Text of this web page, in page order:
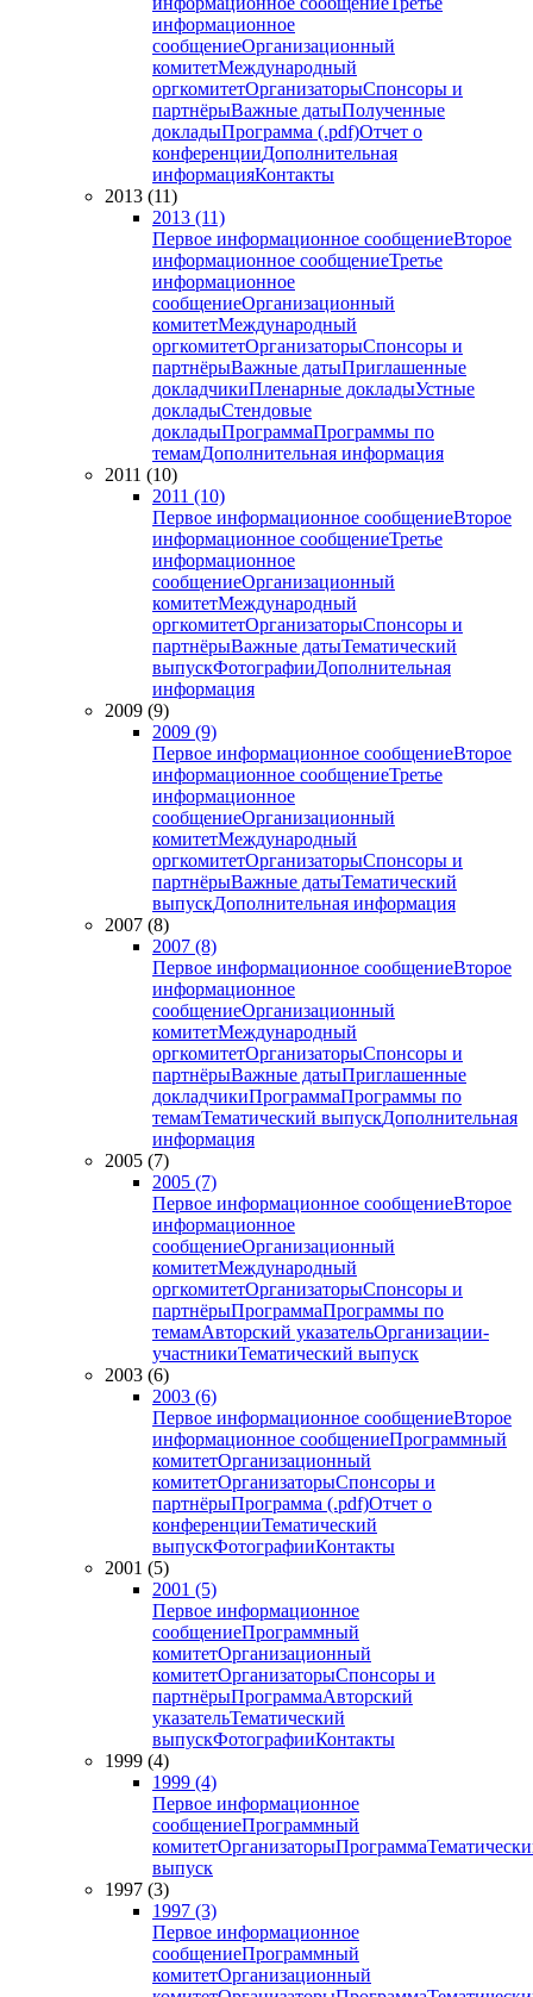
информационное
сообщениеОрганизационный
комитетМеждународный
оргкомитетОрганизаторыСпонсоры и
партнёрыВажные датыПолученные
докладыПрограмма (.pdf)Отчет о
конференцииДополнительная
информацияКонтакты
2013 (11)
2013 (11)
Первое информационное сообщениеВторое
информационное сообщениеТретье
информационное
сообщениеОрганизационный
комитетМеждународный
оргкомитетОрганизаторыСпонсоры и
партнёрыВажные датыПриглашенные
докладчикиПленарные докладыУстные
докладыСтендовые
докладыПрограммаПрограммы по
темамДополнительная информация
2011 (10)
2011 (10)
Первое информационное сообщениеВторое
информационное сообщениеТретье
информационное
сообщениеОрганизационный
комитетМеждународный
оргкомитетОрганизаторыСпонсоры и
партнёрыВажные датыТематический
выпускФотографииДополнительная
информация
2009 (9)
2009 (9)
Первое информационное сообщениеВторое
информационное сообщениеТретье
информационное
сообщениеОрганизационный
комитетМеждународный
оргкомитетОрганизаторыСпонсоры и
партнёрыВажные датыТематический
выпускДополнительная информация
2007 (8)
2007 (8)
Первое информационное сообщениеВторое
информационное
сообщениеОрганизационный
комитетМеждународный
оргкомитетОрганизаторыСпонсоры и
партнёрыВажные датыПриглашенные
докладчикиПрограммаПрограммы по
темамТематический выпускДополнительная
информация
2005 (7)
2005 (7)
Первое информационное сообщениеВторое
информационное
сообщениеОрганизационный
комитетМеждународный
оргкомитетОрганизаторыСпонсоры и
партнёрыПрограммаПрограммы по
темамАвторский указательОрганизации-
участникиТематический выпуск
2003 (6)
2003 (6)
Первое информационное сообщениеВторое
информационное сообщениеПрограммный
комитетОрганизационный
комитетОрганизаторыСпонсоры и
партнёрыПрограмма (.pdf)Отчет о
конференцииТематический
выпускФотографииКонтакты
2001 (5)
2001 (5)
Первое информационное
сообщениеПрограммный
комитетОрганизационный
комитетОрганизаторыСпонсоры и
партнёрыПрограммаАвторский
указательТематический
выпускФотографииКонтакты
1999 (4)
1999 (4)
Первое информационное
сообщениеПрограммный
комитетОрганизаторыПрограмма
выпуск
1997 (3)
1997 (3)
Первое информационное
сообщениеПрограммный
комитетОрганизационный